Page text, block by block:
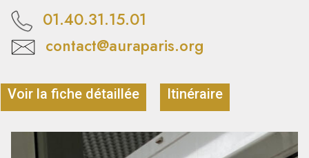
01.40.31.15.01
contact@auraparis.org
Voir la fiche détaillée Itinéraire